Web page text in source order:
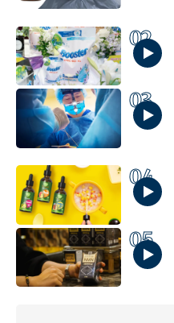
02
03
04
05